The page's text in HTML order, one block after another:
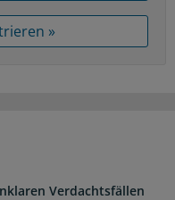
»
Verdachtsfällen